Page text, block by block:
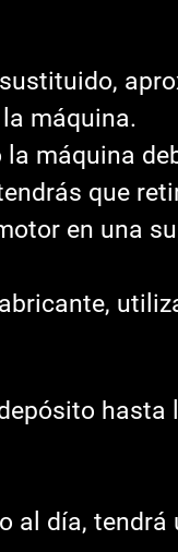
máquina.
máquina
que
en una
al día, tendrá